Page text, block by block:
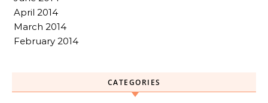
April 2014
March 2014
February 2014
CATEGORIES